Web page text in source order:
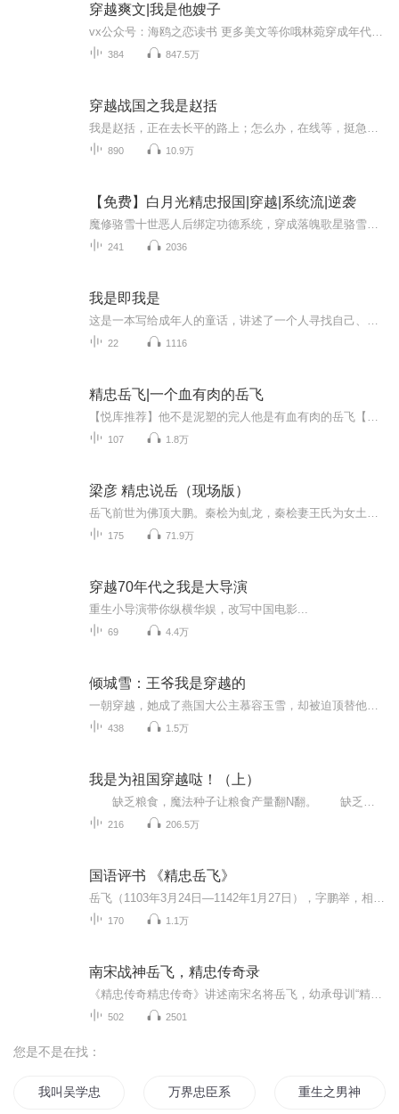
穿越爽文|我是他嫂子
384 847.5万
穿越战国之我是赵括
890 10.9万
【免费】白月光精忠报国|穿越|系统流|逆袭
241 2036
我是即我是
22 1116
精忠岳飞|一个血有肉的岳飞
107 1.8万
梁彦 精忠说岳（现场版）
175 71.9万
穿越70年代之我是大导演
重生小导演带你纵横华娱，改写中国电影...
69 4.4万
倾城雪：王爷我是穿越的
438 1.5万
我是为祖国穿越哒！（上）
216 206.5万
国语评书 《精忠岳飞》
170 1.1万
南宋战神岳飞，精忠传奇录
502 2501
您是不是在找：
我叫吴学忠 万界忠臣系统 重生之男神是忠犬